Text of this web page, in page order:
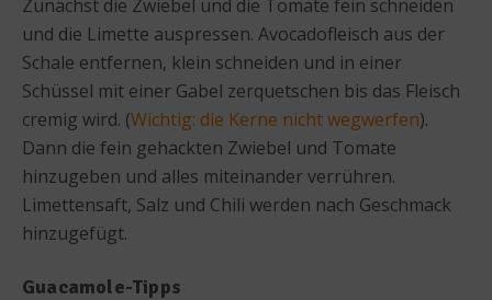
Zunächst die Zwiebel und die Tomate fein schneiden
und die Limette auspressen. Avocadofleisch aus der
Schale entfernen, klein schneiden und in einer
Schüssel mit einer Gabel zerquetschen bis das Fleisch
cremig wird. (Wichtig: die Kerne nicht wegwerfen).
Dann die fein gehackten Zwiebel und Tomate
hinzugeben und alles miteinander verrühren.
Limettensaft, Salz und Chili werden nach Geschmack
hinzugefügt.
Guacamole-Tipps